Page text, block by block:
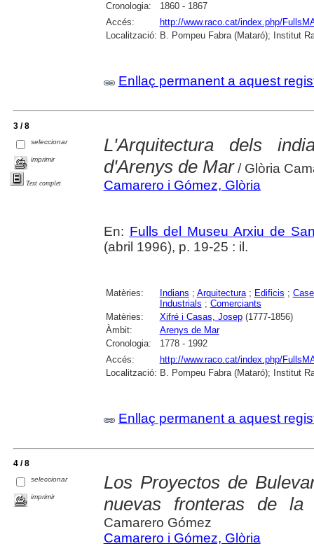
Cronologia:
1860 - 1867
Accés:
http://www.raco.cat/index.php/
Localització: B. Pompeu Fabra (Mataró); Institut
Enllaç permanent a aquest
3 / 8
seleccionar
imprimir
Text complet
L'Arquitectura dels
d'Arenys de Mar/ Glòria
Camarero i Gómez, Glòria
En: Fulls del Museu Arxiu de
(abril 1996), p. 19-25 : il.
Matèries: Indians ; Arquitectura; Edificis ;
Industrials ; Comerciants
Matèries:
Xifré i Casas, Josep(1777-1856)
Àmbit:
Arenys de Mar
Cronologia:
1778 - 1992
Accés:
http://www.raco.cat/index.php/
Localització: B. Pompeu Fabra (Mataró); Institut
Enllaç permanent a aquest
4 / 8
seleccionar
imprimir
Los Proyectos de
nuevas fronteras de la
Camarero Gómez
Camarero i Gómez, Glòria